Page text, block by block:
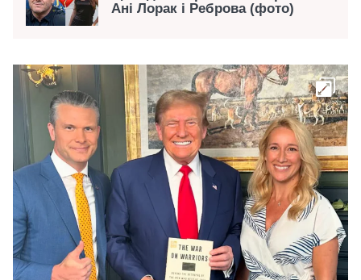
Ані Лорак і Реброва (фото)